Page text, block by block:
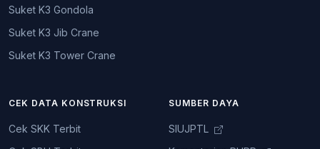
Suket K3 Gondola
Suket K3 Jib Crane
Suket K3 Tower Crane
CEK DATA KONSTRUKSI
Cek SKK Terbit
SUMBER DAYA
SIUJPTL